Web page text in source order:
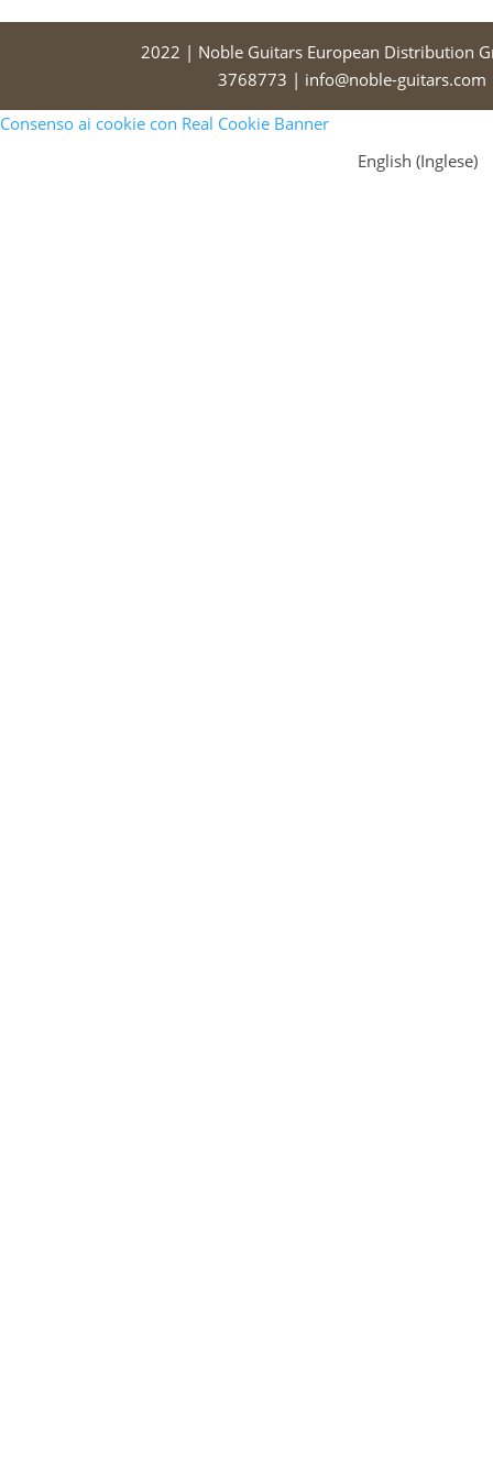
2022 | Noble Guitars European Distribution
3768773 | info@noble-
Consenso ai cookie con Real Cookie Banner
English (Inglese)